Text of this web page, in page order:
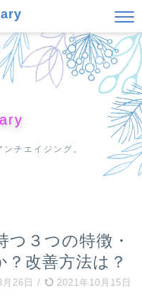
チエイジング。
３つの特徴・
改善方法は？
26日 / 2021年10月15日